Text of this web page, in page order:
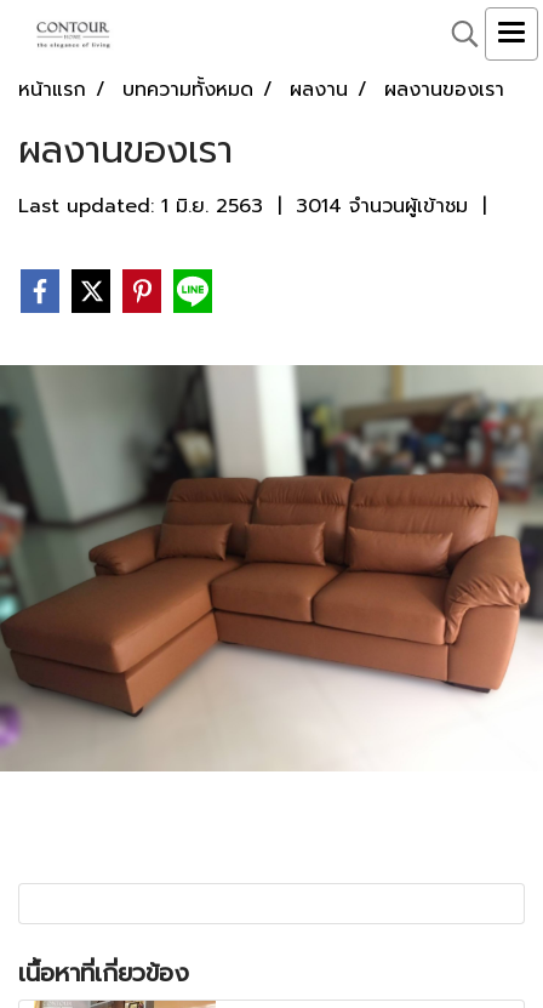
หน้าแรก บทความทั้งหมด ผลงาน ผลงานของเรา
ผลงานของเรา
Last updated: 1 มิ.ย. 2563 | 3014 จำนวนผู้เข้าชม |
เนื้อหาที่เกี่ยวข้อง